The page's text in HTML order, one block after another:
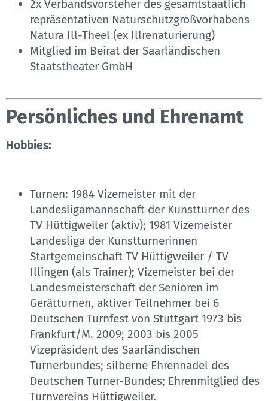
2x Verbandsvorsteher des gesamtstaatlich
repräsentativen Naturschutzgroßvorhabens
Natura Ill-Theel (ex Illrenaturierung)
Mitglied im Beirat der Saarländischen
Staatstheater GmbH
Persönliches und Ehrenamt
Hobbies:
Turnen: 1984 Vizemeister mit der
Landesligamannschaft der Kunstturner des
TV Hüttigweiler (aktiv); 1981 Vizemeister
Landesliga der Kunstturnerinnen
Startgemeinschaft TV Hüttigweiler / TV
Illingen (als Trainer); Vizemeister bei der
Landesmeisterschaft der Senioren im
Gerätturnen, aktiver Teilnehmer bei 6
Deutschen Turnfest von Stuttgart 1973 bis
Frankfurt/M. 2009; 2003 bis 2005
Vizepräsident des Saarländischen
Turnerbundes; silberne Ehrennadel des
Deutschen Turner-Bundes; Ehrenmitglied des
Turnvereins Hüttigweiler.